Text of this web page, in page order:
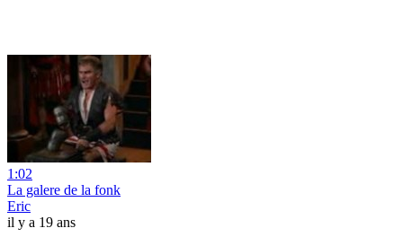
1:02
La galere de la fonk
Eric
il y a 19 ans